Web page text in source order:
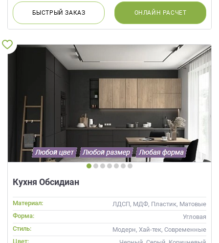
БЫСТРЫЙЗАКАЗ ОНЛАЙН РАСЧЕТ
Кухня Обсидиан
Материал:
ЛДСП, МДФ, Пластик, Матовые
Форма:
Угловая
Стиль:
Модерн, Хай-тек, Современные
Цвет: